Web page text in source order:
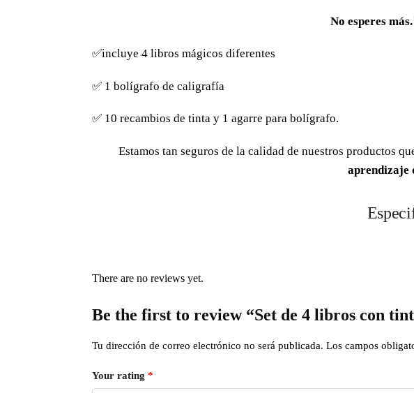
No esperes
✅incluye 4 libros mágicos diferentes
✅ 1 bolígrafo de caligrafía
✅ 10 recambios de tinta y 1 agarre para bolígrafo.
Estamos tan seguros de la calidad de nuestros productos
aprendizaje
There are no reviews yet.
Be the first to review “Set de 4 libros con
Tu dirección de correo electrónico no será publicada. Los campos
Your rating *